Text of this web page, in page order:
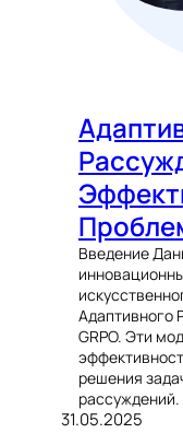
Введение
Адаптивного
GRPO. Эти
решения
31.05.2025